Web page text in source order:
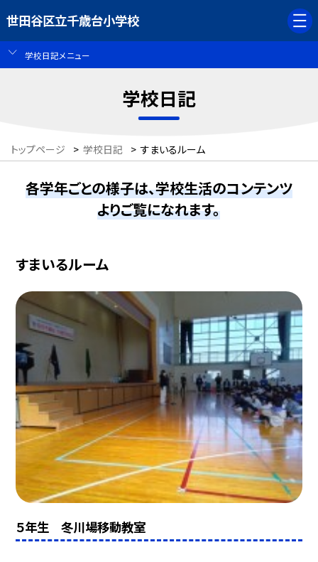
世田谷区立千歳台小学校
学校日記メニュー
学校日記
トップページ > 学校日記 > すまいるルーム
各学年ごとの様子は、学校生活のコンテンツ
よりご覧になれます。
すまいるルーム
５年生 冬川場移動教室